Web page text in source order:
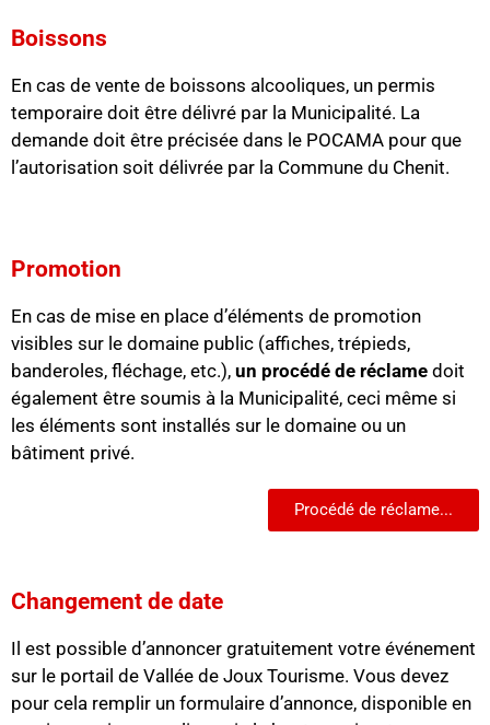
Boissons
En cas de vente de boissons alcooliques, un permis
temporaire doit être délivré par la Municipalité. La
demande doit être précisée dans le POCAMA pour que
l’autorisation soit délivrée par la Commune du Chenit.
Promotion
En cas de mise en place d’éléments de promotion
visibles sur le domaine public (affiches, trépieds,
banderoles, fléchage, etc.), un procédé de réclame doit
également être soumis à la Municipalité, ceci même si
les éléments sont installés sur le domaine ou un
bâtiment privé.
Procédé de réclame...
Changement de date
Il est possible d’annoncer gratuitement votre événement
sur le portail de Vallée de Joux Tourisme. Vous devez
pour cela remplir un formulaire d’annonce, disponible en